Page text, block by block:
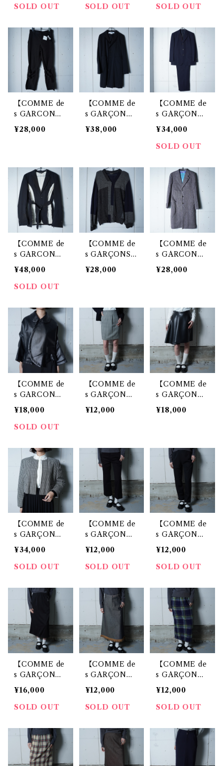
アラインロゴナ
ック black
SOLD OUT
ラウンドカラー
lack
SOLD OUT
ドカラーリネン
e
SOLD OUT
【COMME de
s GARCON
S】コムデギャ
ルソン "BLAC
パンツ black
¥28,000
【COMME de
s GARÇON
S】コムデギャ
ルソン 11年製
¥38,000
【COMME de
s GARÇON
S】コムデギャ
ルソン "05s
s"WOOL100％
ンセットアップ
スーツ dark na
¥34,000
SOLD OUT
【COMME de
s GARCON
S】コムデギャ
ルソン "17aw a
rchive" カッテ
ベルテッドテー
ラードジャケッ
ト black
¥48,000
SOLD OUT
【COMME de
s GARÇONS
HOMME】コ
ムデギャルソン
メス期 捩れ
パネル切替 ZI
Pカーディガン
gray × navy
¥28,000
【COMME de
s GARCON
S】コムデギャ
ルソン "杉織ヘ
コート gray
¥28,000
【COMME de
s GARCON
S】コムデギャ
ルソン 16年製
合皮レザー変形
ト black
¥18,000
SOLD OUT
【COMME de
s GARÇON
S】コムデギャ
ルソン 91年製
イトスカート g
¥12,000
【COMME de
s GARÇON
S】90s archiv
e コムデギャル
ト black
¥18,000
【COMME de
s GARÇON
S】コムデギャ
ルソン 89年製
ライナー付 千
ラージャケット
black&white
¥34,000
SOLD OUT
【COMME de
s GARÇON
S】コムデギャ
ルソン ジュン
ヤワタナベ "極
ストレートコッ
トンパンツ bla
¥12,000
SOLD OUT
【COMME de
s GARÇON
S】コムデギャ
ルソン 97年製
"極美品” WOO
ードパンツ bla
¥12,000
SOLD OUT
【COMME de
s GARÇON
S】コムデギャ
ルソン "極美品”
01年製 ロゴ入
ロングスカート
black
¥16,000
SOLD OUT
【COMME de
s GARÇON
S】コムデギャ
ルソン "極美品”
99年製 フリン
ト indigo
¥12,000
SOLD OUT
【COMME de
s GARÇON
S】コムデギャ
ルソン ”極美
品” 98年製
グスカート na
¥12,000
SOLD OUT